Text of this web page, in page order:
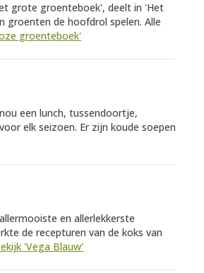
grote groenteboek', deelt in 'Het
groenten de hoofdrol spelen. Alle
groenteboek'
een lunch, tussendoortje,
elk seizoen. Er zijn koude soepen
en allerlekkerste
de recepturen van de koks van
'Vega Blauw'